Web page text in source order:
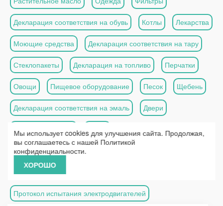
Декларация соответствия на обувь Котлы Лекарства
Моющие средства Декларация соответствия на тару
Стеклопакеты Декларация на топливо Перчатки
Овощи Пищевое оборудование Песок Щебень
Декларация соответствия на эмаль Двери
Дорожная техника
Протокол испытаний зерна
Сертификация производства одежды
Протокол испытания электродвигателей
Мы использует cookies для улучшения сайта. Продолжая,
вы соглашаетесь с нашей Политикой
конфиденциальности.
ХОРОШО